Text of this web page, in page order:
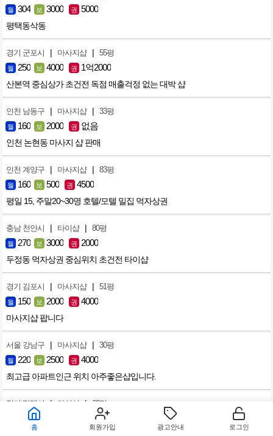
월 304 보 3000 권 5000
평택동삭동
경기 군포시 | 마사지샵 | 55평
월 250 보 4000 권 1억2000
산본역 중심상가 초건전 독점 매출걱정 없는 대박 샵
인천 남동구 | 마사지샵 | 33평
월 160 보 2000 권 없음
인천 논현동 마사지 샵 판매
인천 계양구 | 마사지샵 | 83평
월 160 보 500 권 4500
평일 15, 주말20~30명 호텔/모텔 밀집 먹자상권
충남 천안시 | 타이샵 | 80평
월 270 보 3000 권 2000
두정동 먹자상권 중심위치 초건전 타이샵
경기 김포시 | 마사지샵 | 51평
월 150 보 2000 권 4000
마사지샵 팝니다
서울 강남구 | 마사지샵 | 30평
월 220 보 2500 권 4000
최고급 아파트인근 위치 아주좋은샵입니다.
경기 평택시 | 타이샵 | 60평
300 보 4000
홈 회원가입 광고안내 로그인